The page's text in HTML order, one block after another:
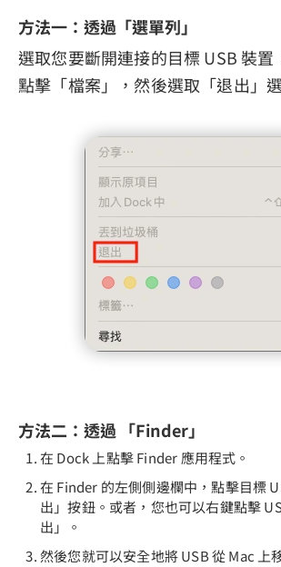
方法一：透過「選單列」
選取您要斷開連接的目標 USB 裝置
點擊「檔案」，然後選取「退出」
方法二：透過 「Finder」
在 Dock 上點擊 Finder 應用程式。
在 Finder 的左側側邊欄中，點擊目標
出」按鈕。或者，您也可以右鍵點擊
出」。
然後您就可以安全地將 USB 從 Mac 上